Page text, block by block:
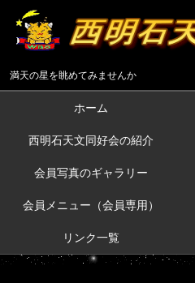
満天の星を眺めてみませんか
ホーム
西明石天文同好会の紹介
会員写真のギャラリー
会員メニュー（会員専用）
リンク一覧